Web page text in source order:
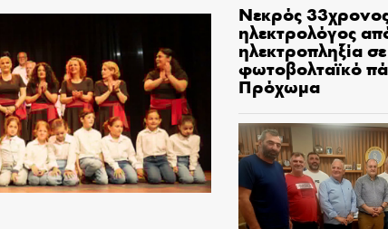
Νεκρός
ηλεκτρολόγος
ηλεκτροπληξία
φωτοβολταϊκό
Πρόχωμα